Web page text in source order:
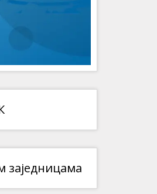
заједницама